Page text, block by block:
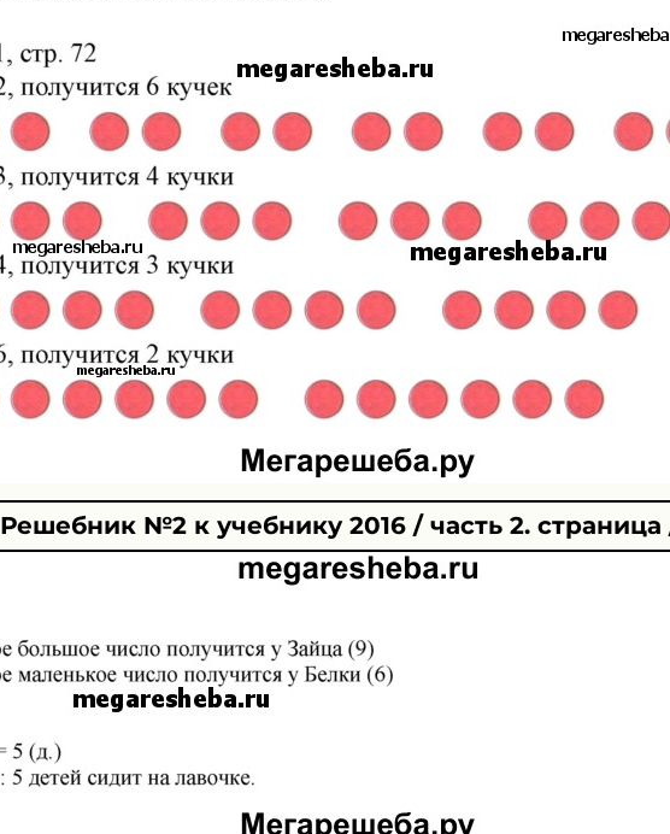
Решебник №2 к учебнику 2016 / часть 2. страница